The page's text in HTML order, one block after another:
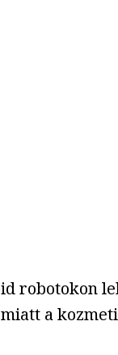
robotokon
a